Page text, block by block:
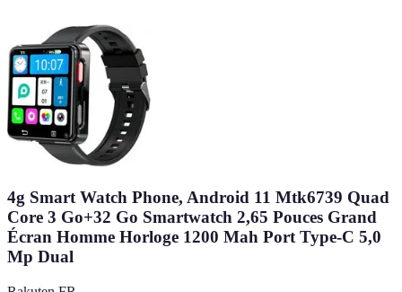
4g Smart Watch Phone, Android 11 Mtk6739 Quad
Core 3 Go+32 Go Smartwatch 2,65 Pouces Grand
Écran Homme Horloge 1200 Mah Port Type-C 5,0
Mp Dual